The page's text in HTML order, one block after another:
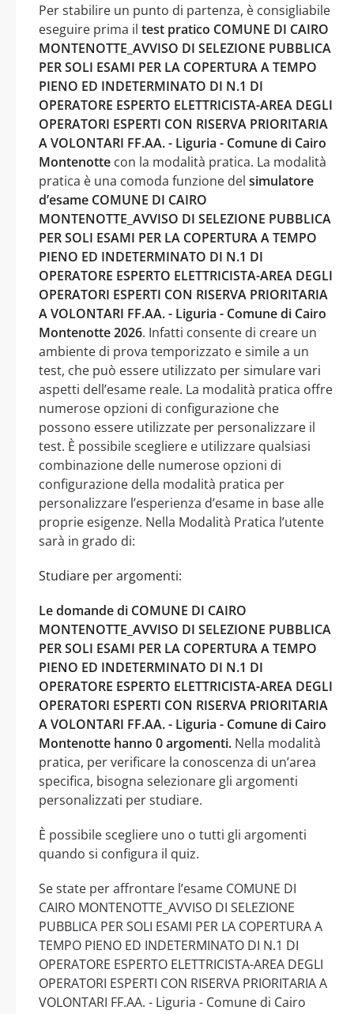
Per stabilire un punto di partenza, è consigliabile
eseguire prima il test pratico COMUNE DI CAIRO
MONTENOTTE_AVVISO DI SELEZIONE PUBBLICA
PER SOLI ESAMI PER LA COPERTURA A TEMPO
PIENO ED INDETERMINATO DI N.1 DI
OPERATORE ESPERTO ELETTRICISTA-AREA DEGLI
OPERATORI ESPERTI CON RISERVA PRIORITARIA
A VOLONTARI FF.AA. - Liguria - Comune di Cairo
Montenotte con la modalità pratica. La modalità
pratica è una comoda funzione del simulatore
d’esame COMUNE DI CAIRO
MONTENOTTE_AVVISO DI SELEZIONE PUBBLICA
PER SOLI ESAMI PER LA COPERTURA A TEMPO
PIENO ED INDETERMINATO DI N.1 DI
OPERATORE ESPERTO ELETTRICISTA-AREA DEGLI
OPERATORI ESPERTI CON RISERVA PRIORITARIA
A VOLONTARI FF.AA. - Liguria - Comune di Cairo
Montenotte 2026. Infatti consente di creare un
ambiente di prova temporizzato e simile a un
test, che può essere utilizzato per simulare vari
aspetti dell’esame reale. La modalità pratica offre
numerose opzioni di configurazione che
possono essere utilizzate per personalizzare il
test. È possibile scegliere e utilizzare qualsiasi
combinazione delle numerose opzioni di
configurazione della modalità pratica per
personalizzare l’esperienza d’esame in base alle
proprie esigenze. Nella Modalità Pratica l’utente
sarà in grado di:
Studiare per argomenti:
Le domande di COMUNE DI CAIRO
MONTENOTTE_AVVISO DI SELEZIONE PUBBLICA
PER SOLI ESAMI PER LA COPERTURA A TEMPO
PIENO ED INDETERMINATO DI N.1 DI
OPERATORE ESPERTO ELETTRICISTA-AREA DEGLI
OPERATORI ESPERTI CON RISERVA PRIORITARIA
A VOLONTARI FF.AA. - Liguria - Comune di Cairo
Montenotte hanno 0 argomenti. Nella modalità
pratica, per verificare la conoscenza di un’area
specifica, bisogna selezionare gli argomenti
personalizzati per studiare.
È possibile scegliere uno o tutti gli argomenti
quando si configura il quiz.
Se state per affrontare l’esame COMUNE DI
CAIRO MONTENOTTE_AVVISO DI SELEZIONE
PUBBLICA PER SOLI ESAMI PER LA COPERTURA A
TEMPO PIENO ED INDETERMINATO DI N.1 DI
OPERATORE ESPERTO ELETTRICISTA-AREA DEGLI
OPERATORI ESPERTI CON RISERVA PRIORITARIA A
VOLONTARI FF.AA. - Liguria - Comune di Cairo